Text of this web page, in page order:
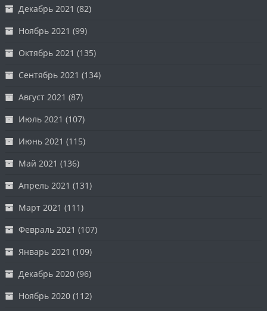
Декабрь 2021 (82)
Ноябрь 2021 (99)
Октябрь 2021 (135)
Сентябрь 2021 (134)
Август 2021 (87)
Июль 2021 (107)
Июнь 2021 (115)
Май 2021 (136)
Апрель 2021 (131)
Март 2021 (111)
Февраль 2021 (107)
Январь 2021 (109)
Декабрь 2020 (96)
Ноябрь 2020 (112)